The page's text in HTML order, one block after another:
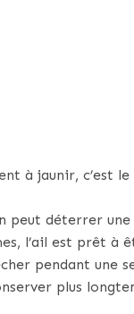
à jaunir, c’est
peut déterrer
l’ail est prêt à
pendant une
plus